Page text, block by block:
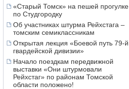
«Старый Томск» на пешей прогулке
по Студгородку
Об участниках штурма Рейхстага –
томским семиклассникам
Открытая лекция «Боевой путь 79-й
гвардейской дивизии»
Начало поездкам передвижной
выставки «Они штурмовали
Рейхстаг» по районам Томской
области положено!